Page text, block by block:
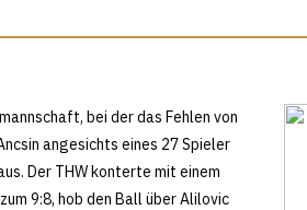
bei der das Fehlen von
angesichts eines 27 Spieler
Der THW konterte mit einem
9:8, hob den Ball über Alilovic